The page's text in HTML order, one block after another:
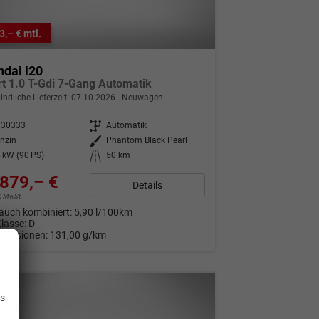
€ mtl.
i20
1.0 T-Gdi 7-Gang Automatik
Lieferzeit: 07.10.2026 Neuwagen
Getriebe Automatik
Außenfarbe
Phantom Black Pearl
kW (90 PS)
Kilometerstand 50 km
€
MwSt.
Details
kombiniert: 5,90 l/100km
D
131,00 g/km